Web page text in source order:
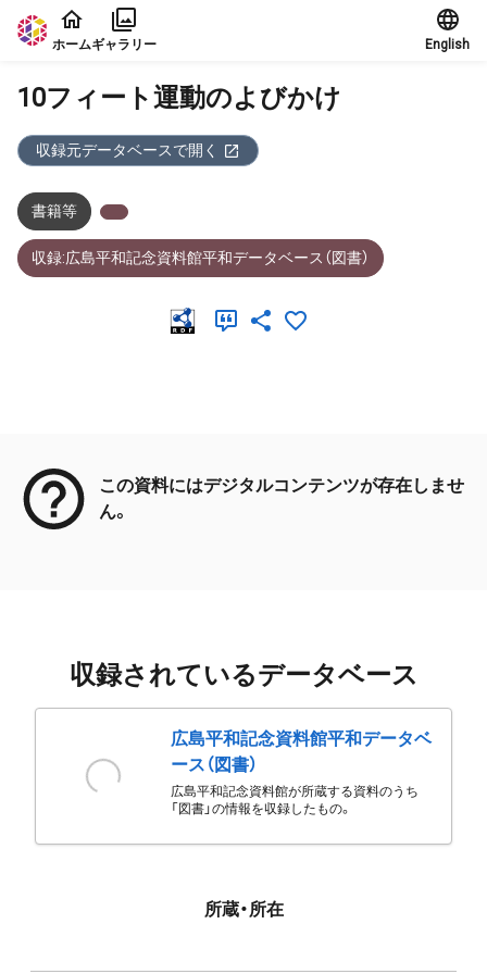
本文に飛ぶ
ホームギャラリー English
10フィート運動のよびかけ
収録元データベースで開く
書籍等
収録:広島平和記念資料館平和データベース（図書）
この資料にはデジタルコンテンツが存在しませ
ん。
収録されているデータベース
広島平和記念資料館平和データベ
ース（図書）
広島平和記念資料館が所蔵する資料のうち
「図書」の情報を収録したもの。
所蔵・所在